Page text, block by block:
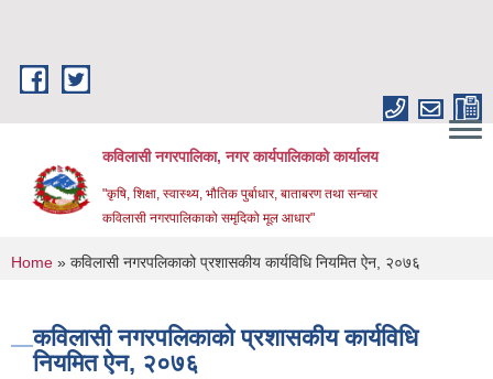
कविलासी नगरपालिका, नगर कार्यपालिकाको कार्यालय
"कृषि, शिक्षा, स्वास्थ्य, भौतिक पुर्बाधार, बाताबरण तथा सन्चार
कविलासी नगरपालिकाको समृदिको मूल आधार"
You are here
Home » कविलासी नगरपलिकाको प्रशासकीय कार्यविधि नियमित ऐन, २०७६
कविलासी नगरपलिकाको प्रशासकीय कार्यविधि
नियमित ऐन, २०७६